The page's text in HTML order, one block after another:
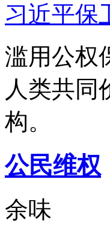
习近平保
滥用公权
人类共同
构。
公民维权
余味